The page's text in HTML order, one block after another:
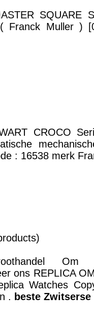
SQUARE
Franck Muller )
CROCO
: 16538 merk
Om
ons REPLICA
Watches
. beste